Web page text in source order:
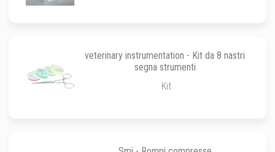
veterinary instrumentation - Kit da 8 nastri
segna strumenti
Kit